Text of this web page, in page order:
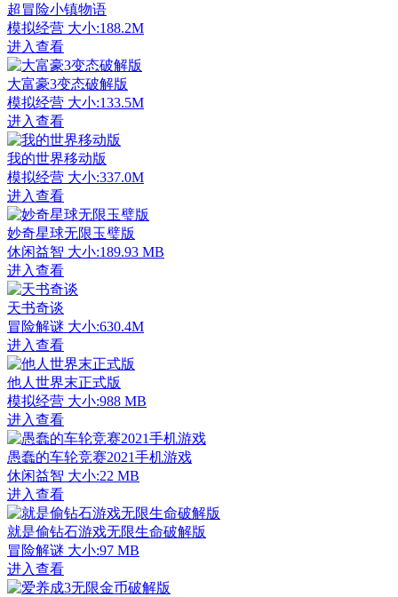
超冒险小镇物语
模拟经营 大小:188.2M
进入查看
大富豪3变态破解版
模拟经营 大小:133.5M
进入查看
我的世界移动版
模拟经营 大小:337.0M
进入查看
妙奇星球无限玉璧版
休闲益智 大小:189.93 MB
进入查看
天书奇谈
冒险解谜 大小:630.4M
进入查看
他人世界末正式版
模拟经营 大小:988 MB
进入查看
愚蠢的车轮竞赛2021手机游戏
休闲益智 大小:22 MB
进入查看
就是偷钻石游戏无限生命破解版
冒险解谜 大小:97 MB
进入查看